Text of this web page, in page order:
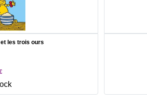
les trois ours